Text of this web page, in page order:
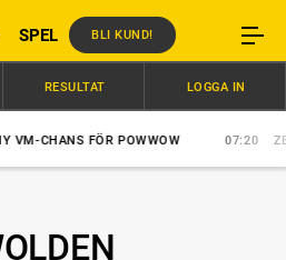
SPEL BLI KUND!
CHANS FÖR POWWOW 07:20
RESULTAT LOGGA IN